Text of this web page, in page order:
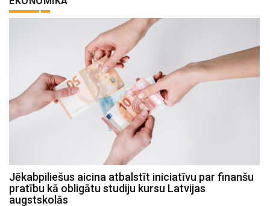
Jēkabpiliešus aicina atbalstīt iniciatīvu par finanšu
pratību kā obligātu studiju kursu Latvijas
augstskolās